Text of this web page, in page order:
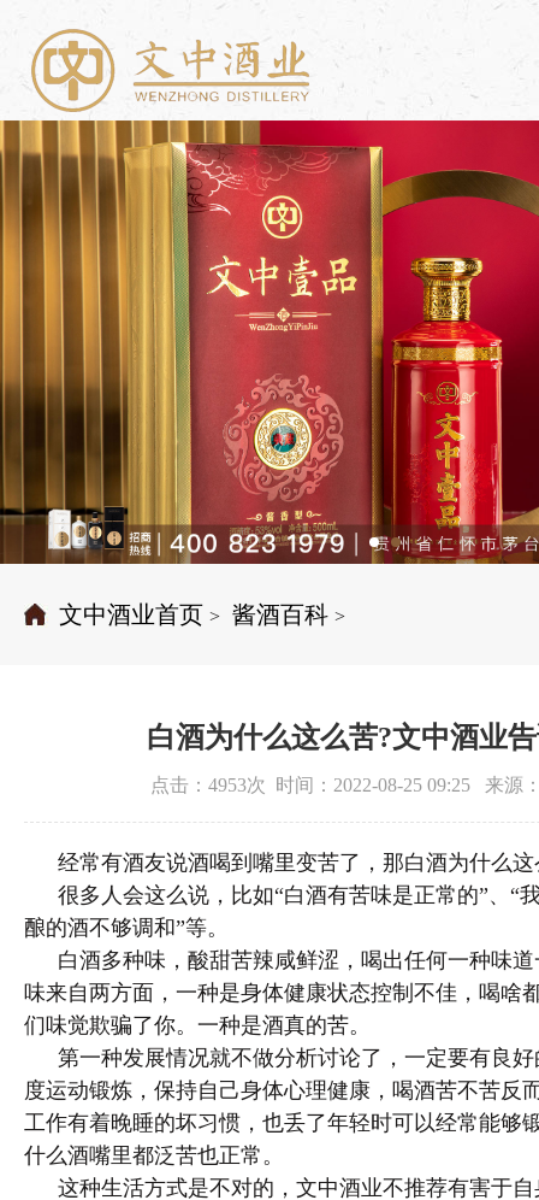
文中酒业首页 > 酱酒百科 >
白酒为什么这么苦?文中酒业
点击：4953次 时间：2022-08-25 09:25 来源
经常有酒友说酒喝到嘴里变苦了，那白酒为什么这
很多人会这么说，比如“白酒有苦味是正常的”、“
酿的酒不够调和”等。
白酒多种味，酸甜苦辣咸鲜涩，喝出任何一种味
味来自两方面，一种是身体健康状态控制不佳，喝啥
们味觉欺骗了你。一种是酒真的苦。
第一种发展情况就不做分析讨论了，一定要有良
度运动锻炼，保持自己身体心理健康，喝酒苦不苦反
工作有着晚睡的坏习惯，也丢了年轻时可以经常能够
什么酒嘴里都泛苦也正常。
这种生活方式是不对的，文中酒业不推荐有害于